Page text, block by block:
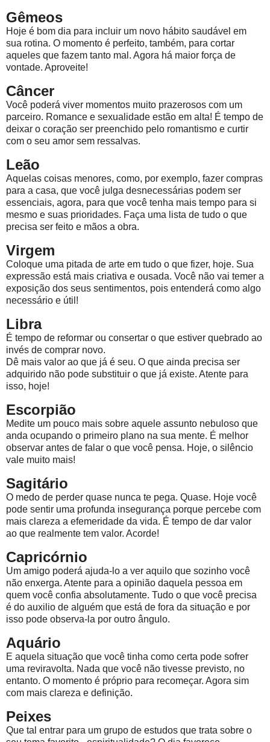
Gêmeos
Hoje é bom dia para incluir um novo hábito saudável em
sua rotina. O momento é perfeito, também, para cortar
aqueles que fazem tanto mal. Agora há maior força de
vontade. Aproveite!
Câncer
Você poderá viver momentos muito prazerosos com um
parceiro. Romance e sexualidade estão em alta! É tempo de
deixar o coração ser preenchido pelo romantismo e curtir
com o seu amor sem ressalvas.
Leão
Aquelas coisas menores, como, por exemplo, fazer compras
para a casa, que você julga desnecessárias podem ser
essenciais, agora, para que você tenha mais tempo para si
mesmo e suas prioridades. Faça uma lista de tudo o que
precisa ser feito e mãos a obra.
Virgem
Coloque uma pitada de arte em tudo o que fizer, hoje. Sua
expressão está mais criativa e ousada. Você não vai temer a
exposição dos seus sentimentos, pois entenderá como algo
necessário e útil!
Libra
É tempo de reformar ou consertar o que estiver quebrado ao
invés de comprar novo.
Dê mais valor ao que já é seu. O que ainda precisa ser
adquirido não pode substituir o que já existe. Atente para
isso, hoje!
Escorpião
Medite um pouco mais sobre aquele assunto nebuloso que
anda ocupando o primeiro plano na sua mente. É melhor
observar antes de falar o que você pensa. Hoje, o silêncio
vale muito mais!
Sagitário
O medo de perder quase nunca te pega. Quase. Hoje você
pode sentir uma profunda insegurança porque percebe com
mais clareza a efemeridade da vida. É tempo de dar valor
ao que realmente tem valor. Acorde!
Capricórnio
Um amigo poderá ajuda-lo a ver aquilo que sozinho você
não enxerga. Atente para a opinião daquela pessoa em
quem você confia absolutamente. Tudo o que você precisa
é do auxilio de alguém que está de fora da situação e por
isso pode observa-la por outro ângulo.
Aquário
E aquela situação que você tinha como certa pode sofrer
uma reviravolta. Nada que você não tivesse previsto, no
entanto. O momento é próprio para recomeçar. Agora sim
com mais clareza e definição.
Peixes
Que tal entrar para um grupo de estudos que trata sobre o